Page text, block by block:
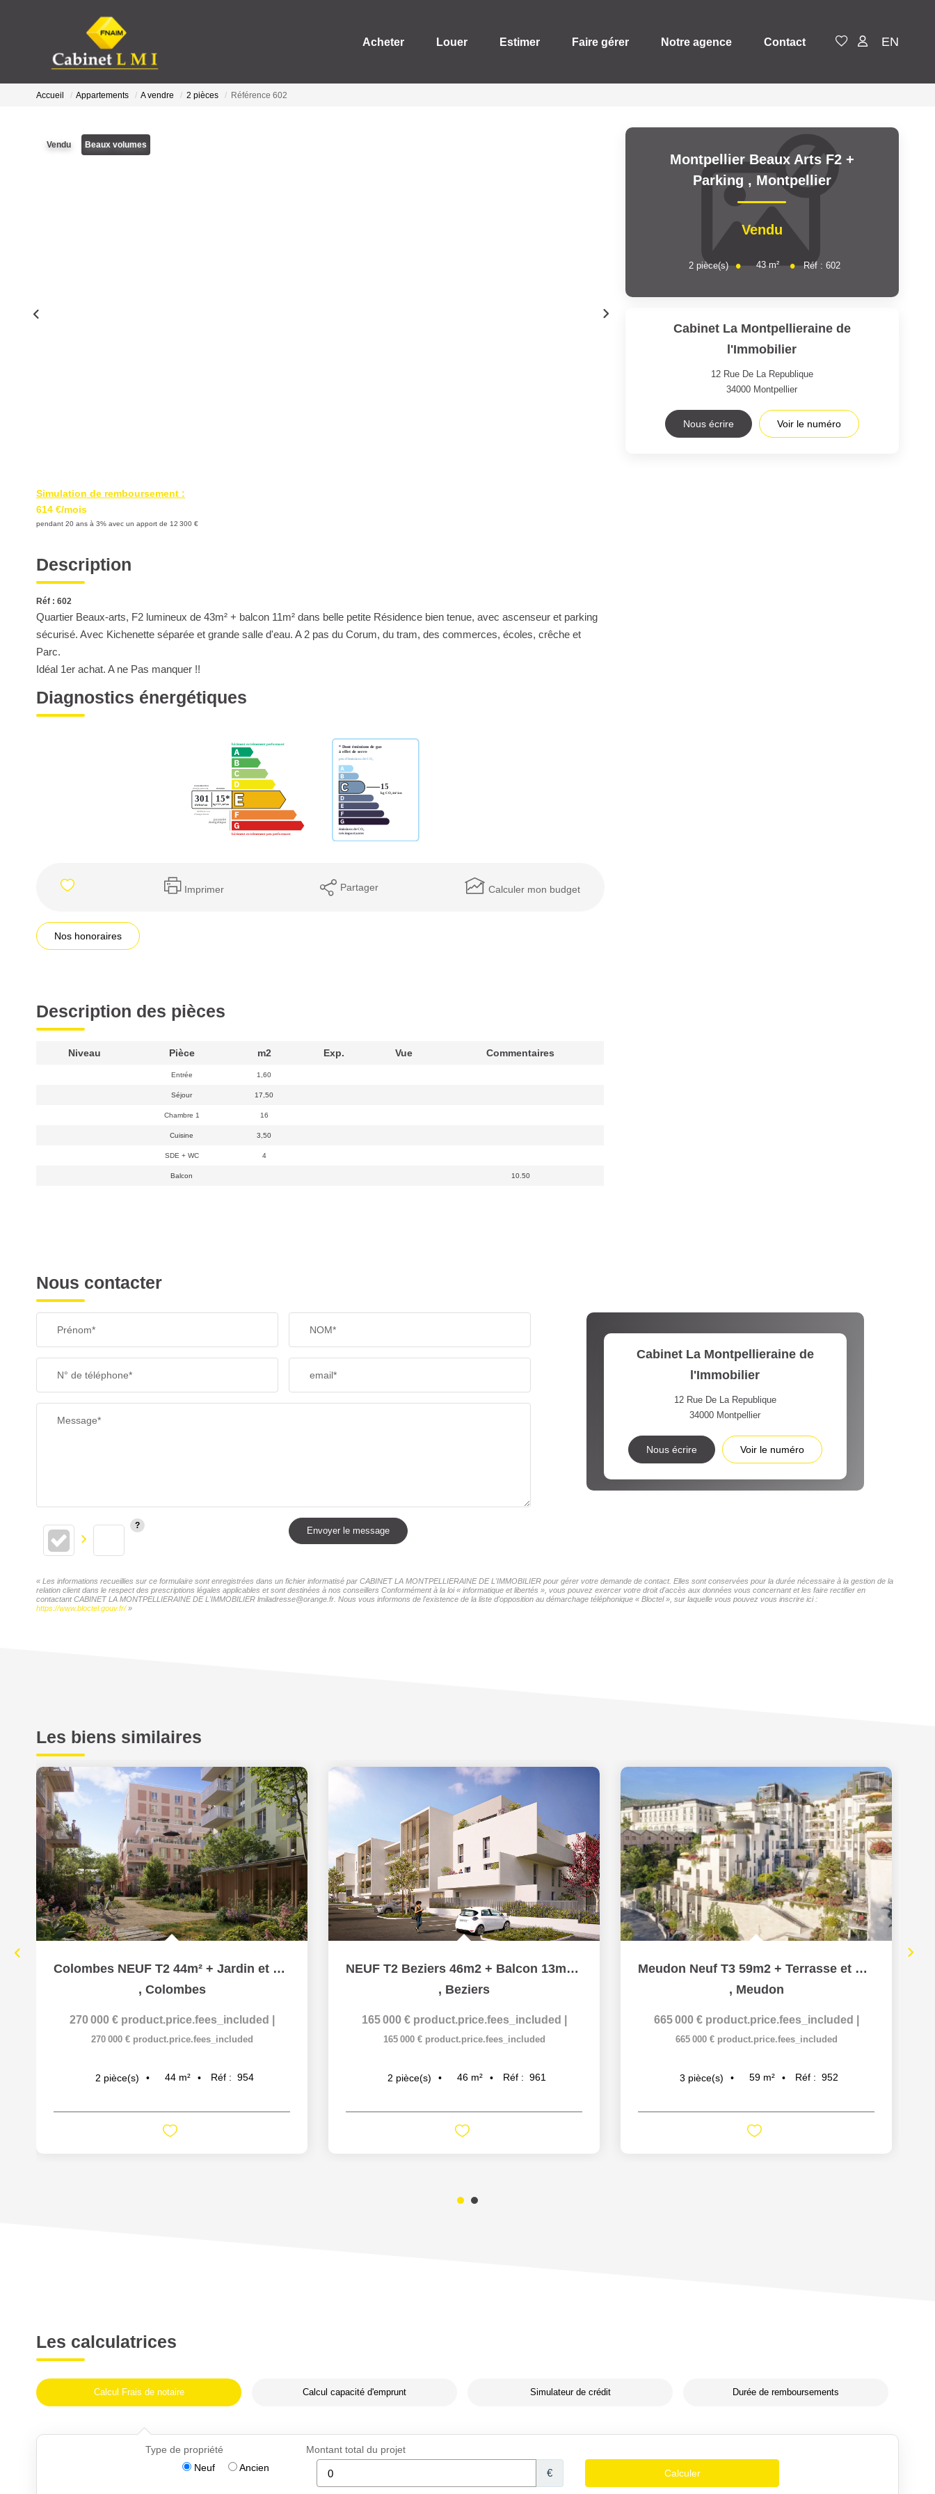
Acheter Louer Estimer Faire gérer Notre agence Contact EN
Accueil Appartements A vendre 2 pièces Référence 602
Vendu Beaux volumes
Simulation de remboursement :
614 €/mois
pendant 20 ans à 3% avec un apport de 12 300 €
Description
Réf : 602
Quartier Beaux-arts, F2 lumineux de 43m² + balcon 11m² dans belle petite Résidence bien tenue, avec ascenseur et parking
sécurisé. Avec Kichenette séparée et grande salle d'eau. A 2 pas du Corum, du tram, des commerces, écoles, crêche et
Parc.
Idéal 1er achat. A ne Pas manquer !!
Diagnostics énergétiques
Imprimer Partager Calculer mon budget
Nos honoraires
Description des pièces
Niveau Pièce m2 Exp. Vue Commentaires
Entrée 1,60
Séjour 17,50
Chambre 1 16
Cuisine 3,50
SDE + WC 4
Balcon 10.50
Montpellier Beaux Arts F2 +
Parking , Montpellier
Vendu
2 pièce(s) 43m² Réf :602
Cabinet La Montpellieraine de
l'Immobilier
12 Rue De La Republique
34000 Montpellier
Nous écrire Voir le numéro
Nous contacter
Prénom* NOM*
N° de téléphone* email*
Message*
Envoyer le message
Cabinet La Montpellieraine de
l'Immobilier
12 Rue De La Republique
34000 Montpellier
Nous écrire Voir le numéro
« Les informations recueillies sur ce formulaire sont enregistrées dans un fichier informatisé par CABINET LA MONTPELLIERAINE DE L'IMMOBILIER pour gérer votre demande de contact. Elles sont conservées pour la durée nécessaire à la gestion de la
relation client dans le respect des prescriptions légales applicables et sont destinées à nos conseillers Conformément à la loi « informatique et libertés », vous pouvez exercer votre droit d'accès aux données vous concernant et les faire rectifier en
contactant CABINET LA MONTPELLIERAINE DE L'IMMOBILIER lmiladresse@orange.fr. Nous vous informons de l'existence de la liste d'opposition au démarchage téléphonique « Bloctel », sur laquelle vous pouvez vous inscrire ici :
https://www.bloctel.gouv.fr/»
Les biens similaires
Colombes NEUF T2 44m² + Jardin et Terrasse 15m²
, Colombes
270 000 € product.price.fees_included
270 000 € product.price.fees_included
2 pièce(s) 44 m² Réf : 954
NEUF T2 Beziers 46m2 + Balcon 13m2 + parking
, Beziers
165 000 € product.price.fees_included
165 000 € product.price.fees_included
2 pièce(s) 46 m² Réf : 961
Meudon Neuf T3 59m2 + Terrasse et Balcon 15m2 + Parking en...
, Meudon
665 000 € product.price.fees_included
665 000 € product.price.fees_included
3 pièce(s) 59 m² Réf : 952
Les calculatrices
Calcul Frais de notaire Calcul capacité d'emprunt Simulateur de crédit Durée de remboursements